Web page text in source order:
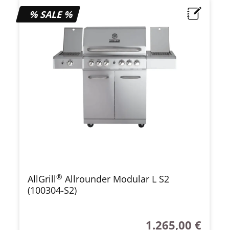
% SALE %
AllGrill® Allrounder Modular L S2
(100304-S2)
Regulärer Preis:
1.265,00 €